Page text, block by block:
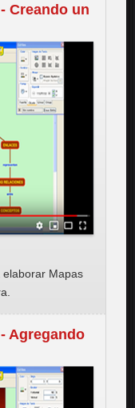
Creando un
elaborar Mapas
.
Agregando